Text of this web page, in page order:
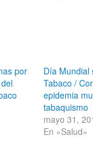
por
Día Mundial
Tabaco /
epidemia
tabaquismo
mayo 31,
En «Salud»